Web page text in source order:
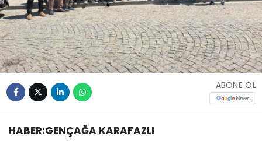
ABONE OL
HABER:GENÇAĞA KARAFAZLI